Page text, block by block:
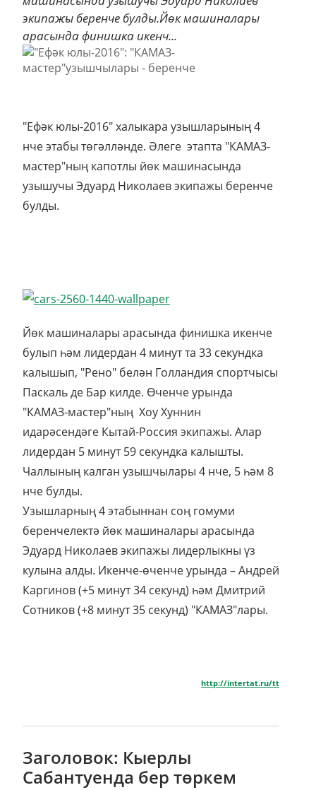
экипажы беренче булды.Йөк машиналары
арасында финишка икенч...
"Ефәк юлы-2016" халыкара узышларының 4
нче этабы төгәлләнде. Әлеге этапта "КАМАЗ-
мастер"ның капотлы йөк машинасында
узышучы Эдуард Николаев экипажы беренче
булды.
Йөк машиналары арасында финишка икенче
булып һәм лидердан 4 минут та 33 секундка
калышып, "Рено" белән Голландия спортчысы
Паскаль де Бар килде. Өченче урында
"КАМАЗ-мастер"ның Хоу Хуннин
идарәсендәге Кытай-Россия экипажы. Алар
лидердан 5 минут 59 секундка калышты.
Чаллының калган узышчылары 4 нче, 5 һәм 8
нче булды.
Узышларның 4 этабыннан соң гомуми
беренчелектә йөк машиналары арасында
Эдуард Николаев экипажы лидерлыкны үз
кулына алды. Икенче-өченче урында – Андрей
Каргинов (+5 минут 34 секунд) һәм Дмитрий
Сотников (+8 минут 35 секунд) "КАМАЗ"лары.
http://intertat.ru/tt
Заголовок: Кыерлы
Сабантуенда бер төркем